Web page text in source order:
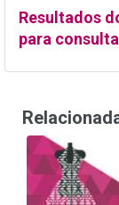
Resultados
para consulta